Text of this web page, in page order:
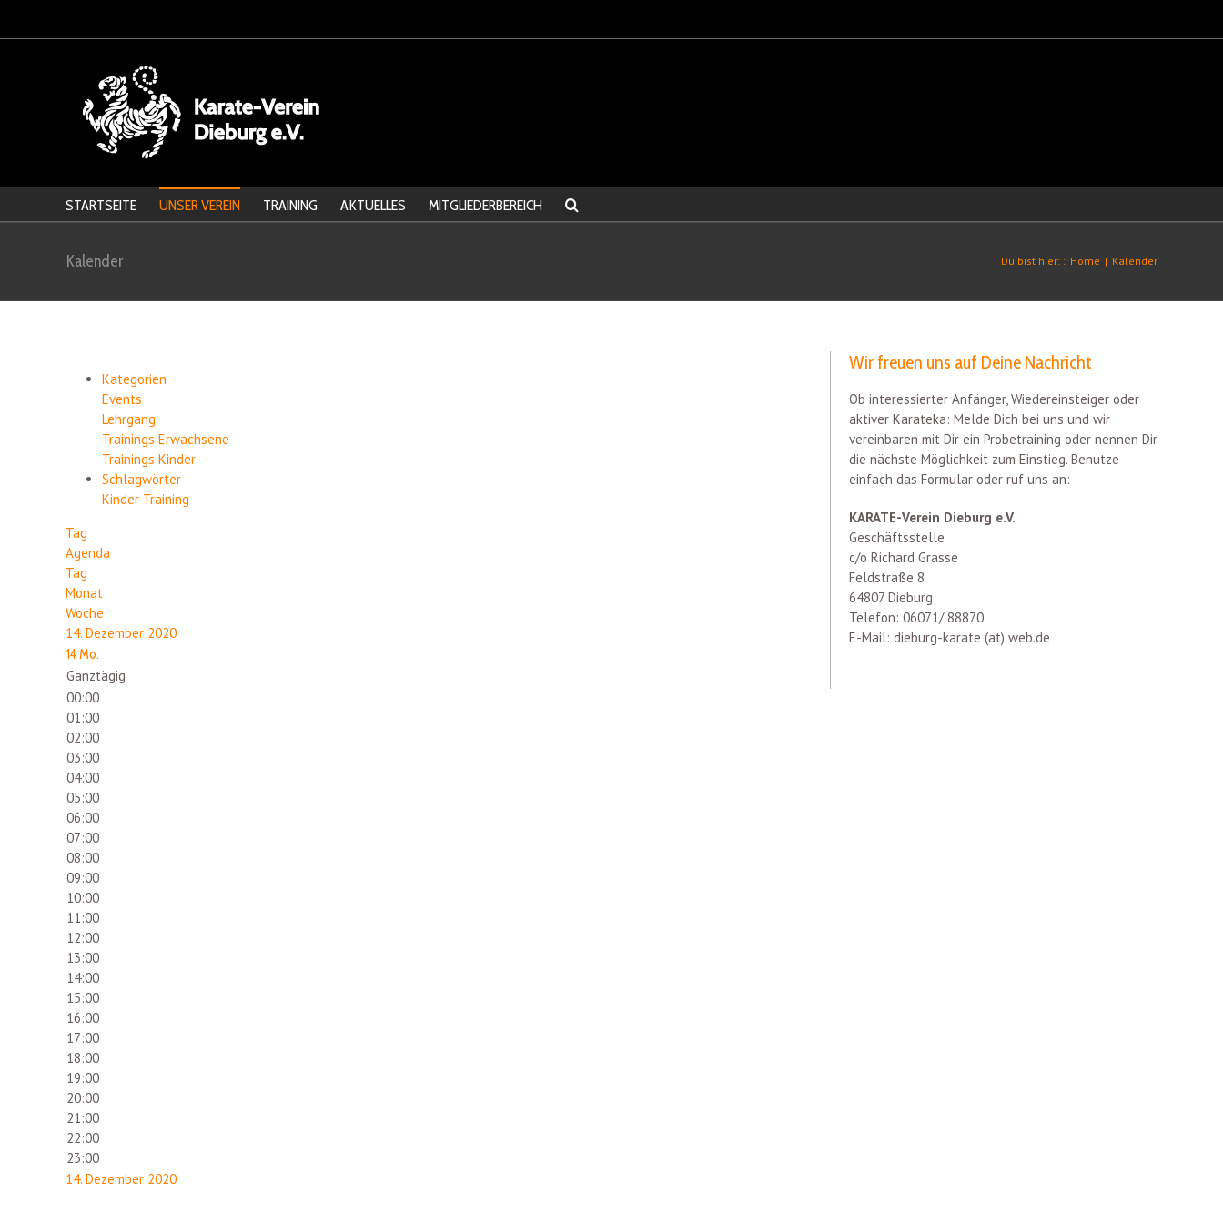
STARTSEITE UNSER VEREIN TRAINING AKTUELLES MITGLIEDERBEREICH
Kalender Du bist hier: : Home | Kalender
Kategorien
Events
Lehrgang
Trainings Erwachsene
Trainings Kinder
Schlagwörter
Kinder Training
Tag
Agenda
Tag
Monat
Woche
14. Dezember 2020
14Mo.
Ganztägig
00:00
01:00
02:00
03:00
04:00
05:00
06:00
07:00
08:00
09:00
10:00
11:00
12:00
13:00
14:00
15:00
16:00
17:00
18:00
19:00
20:00
21:00
22:00
23:00
14. Dezember 2020
Wir freuen uns auf Deine Nachricht
Ob interessierter Anfänger, Wiedereinsteiger oder
aktiver Karateka: Melde Dich bei uns und wir
vereinbaren mit Dir ein Probetraining oder nennen Dir
die nächste Möglichkeit zum Einstieg. Benutze
einfach das Formular oder ruf uns an:
KARATE-Verein Dieburg e.V.
Geschäftsstelle
c/o Richard Grasse
Feldstraße 8
64807 Dieburg
Telefon: 06071/ 88870
E-Mail: dieburg-karate (at) web.de